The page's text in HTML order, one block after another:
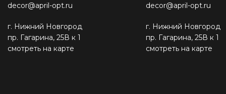
decor@april-opt.ru
г. Нижний Новгород
пр. Гагарина, 25В к 1
смотреть на карте
decor@april-opt.ru
г. Нижний Новгород
пр. Гагарина, 25В к 1
смотреть на карте